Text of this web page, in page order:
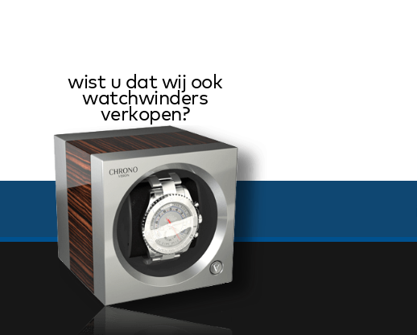
wist u dat wij ook
watchwinders
verkopen?